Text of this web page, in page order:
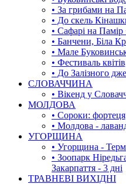
• За грибами на
• До скель
• Сафарі на
• Банчени, Біла
• Мале
• Фестиваль
• До Залізного
СЛОВАЧЧИНА
• Вікенд у
МОЛДОВА
• Сороки:
• Молдова -
УГОРЩИНА
• Угорщина -
• Зоопарк
Закарпаття - 3 дні
ТРАВНЕВІ ВИХІДНІ